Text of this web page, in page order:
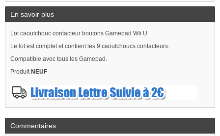
En savoir plus
Lot caoutchouc contacteur boutons Gamepad Wii U
Le lot est complet et contient les 9 caoutchoucs contacteurs.
Compatible avec tous les Gamepad.
ProduitNEUF
Commentaires